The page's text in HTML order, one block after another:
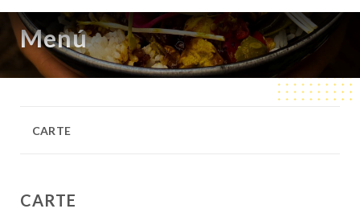
Menú
CARTE
CARTE